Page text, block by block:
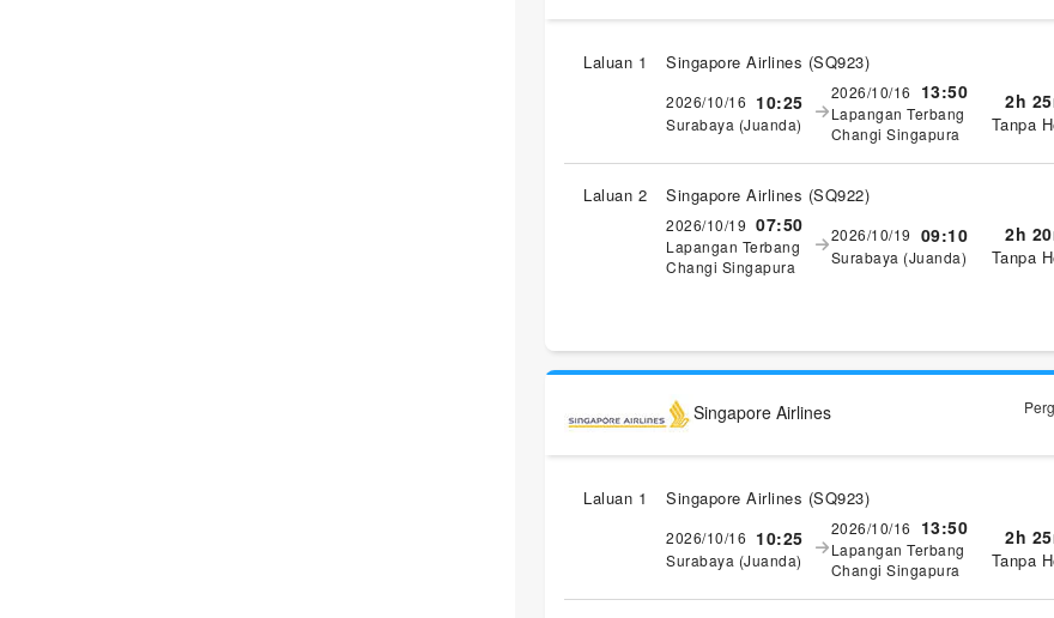
Laluan 1 Singapore Airlines (SQ923)
2026/10/16 10:25
Surabaya (Juanda)
2026/10/16 13:50
Lapangan Terbang
Changi Singapura
2h
Tanpa
Laluan 2 Singapore Airlines (SQ922)
2026/10/19 07:50
Lapangan Terbang
Changi Singapura
2026/10/19 09:10
Surabaya (Juanda)
2h
Tanpa
Singapore Airlines
Laluan 1 Singapore Airlines (SQ923)
2026/10/16 10:25
Surabaya (Juanda)
2026/10/16 13:50
Lapangan Terbang
Changi Singapura
2h
Tanpa